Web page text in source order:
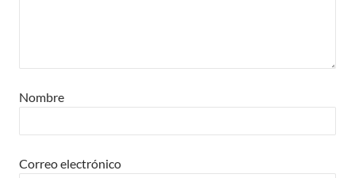
Nombre
Correo electrónico